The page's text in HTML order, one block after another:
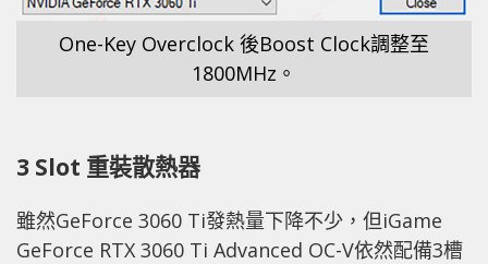
One-Key Overclock 後Boost Clock調整至
1800MHz。
3 Slot 重裝散熱器
雖然GeForce 3060 Ti發熱量下降不少，但iGame
GeForce RTX 3060 Ti Advanced OC-V依然配備3槽